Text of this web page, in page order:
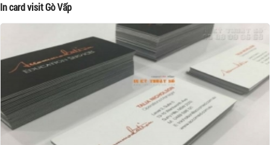
In card visit Gò Vấp